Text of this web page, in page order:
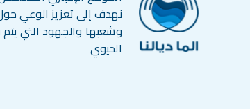
نهدف إلى تعزيز الوعي
وشعبها والجهود التي يتم
الحيوي